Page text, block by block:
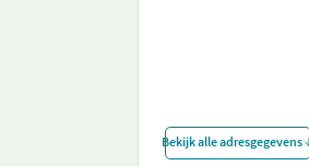
Bekijk alle adresgegevens